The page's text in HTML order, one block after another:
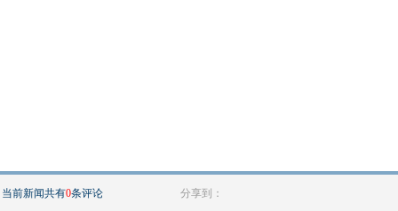
当前新闻共有0条评论 分享到：